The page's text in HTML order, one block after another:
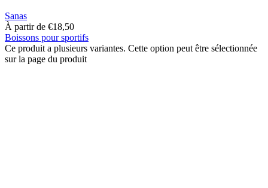
Sanas
À partir de €18,50
Boissons pour sportifs
Ce produit a plusieurs variantes. Cette option peut être sélectionnée
sur la page du produit